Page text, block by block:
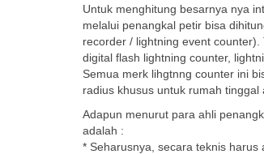
Untuk menghitung besarnya nya
melalui penangkal petir bisa
recorder / lightning event
digital flash lightning counter,
Semua merk lihgtnng counter ini
radius khusus untuk rumah
Adapun menurut para ahli
adalah :
* Seharusnya, secara teknis